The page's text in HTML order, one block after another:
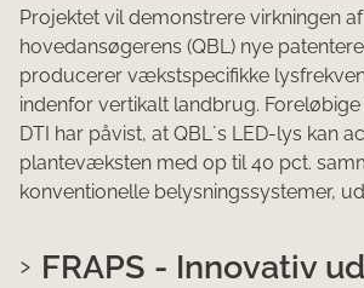
Projektet vil demonstrere virkningen af
hovedansøgerens (QBL) nye
producerer vækstspecifikke
indenfor vertikalt landbrug.
DTI har påvist, at QBL´s LED-lys kan
plantevæksten med op til 40 pct.
konventionelle belysningssystemer,
FRAPS - Innovativ